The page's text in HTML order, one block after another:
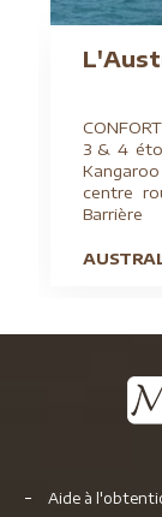
3 & 4
centre
Barrière
Aide à